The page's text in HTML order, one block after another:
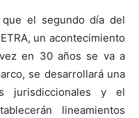
el segundo día del
un acontecimiento
en 30 años se va a
se desarrollará una
jurisdiccionales y el
lineamientos